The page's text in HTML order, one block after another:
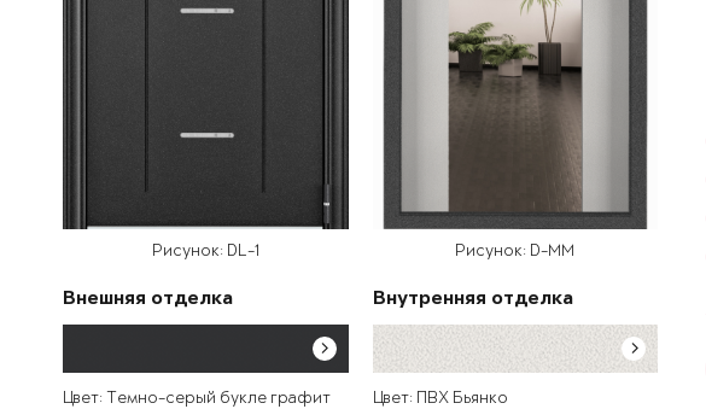
Рисунок: DL-1
Внешняя отделка
Цвет: Темно-серый букле графит
Рисунок: D-MM
Внутренняя отделка
Цвет: ПВХ Бьянко